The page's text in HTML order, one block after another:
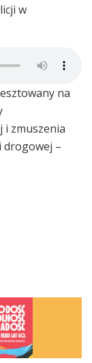
w
na
zmuszenia
–